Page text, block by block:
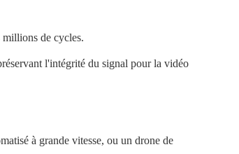
millions de cycles.
l'intégrité du signal pour la vidéo
à grande vitesse, ou un drone de